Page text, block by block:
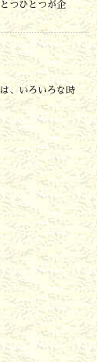
つひとつが企
、いろいろな時